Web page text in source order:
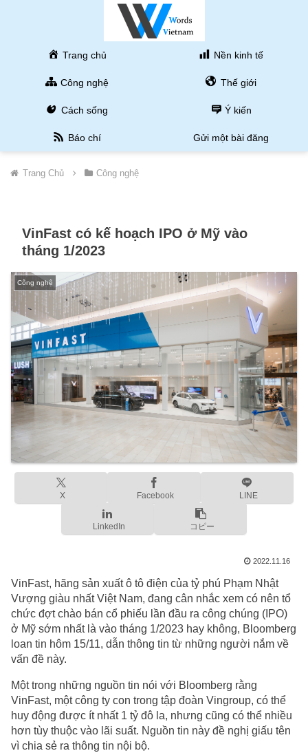
Trang chủ Nền kinh tế
Công nghệ Thế giới
Cách sống Ý kiến
Báo chí Gửi một bài đăng
Trang Chủ Công nghệ
VinFast có kế hoạch IPO ở Mỹ vào
tháng 1/2023
Công nghệ
X Facebook LINE
LinkedIn コピー
2022.11.16
VinFast, hãng sản xuất ô tô điện của tỷ phú Phạm Nhật
Vượng giàu nhất Việt Nam, đang cân nhắc xem có nên tổ
chức đợt chào bán cổ phiếu lần đầu ra công chúng (IPO)
ở Mỹ sớm nhất là vào tháng 1/2023 hay không, Bloomberg
loan tin hôm 15/11, dẫn thông tin từ những người nắm về
vấn đề này.
Một trong những nguồn tin nói với Bloomberg rằng
VinFast, một công ty con trong tập đoàn Vingroup, có thể
huy động được ít nhất 1 tỷ đô la, nhưng cũng có thể nhiều
hơn tùy thuộc vào lãi suất. Nguồn tin này đề nghị giấu tên
vì chia sẻ ra thông tin nội bộ.